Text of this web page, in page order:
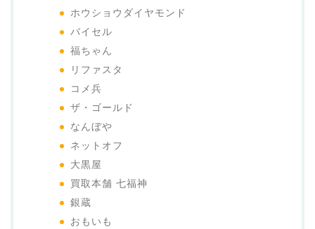
ホウショウダイヤモンド
バイセル
福ちゃん
リファスタ
コメ兵
ザ・ゴールド
なんぼや
ネットオフ
大黒屋
買取本舗 七福神
銀蔵
おもいも